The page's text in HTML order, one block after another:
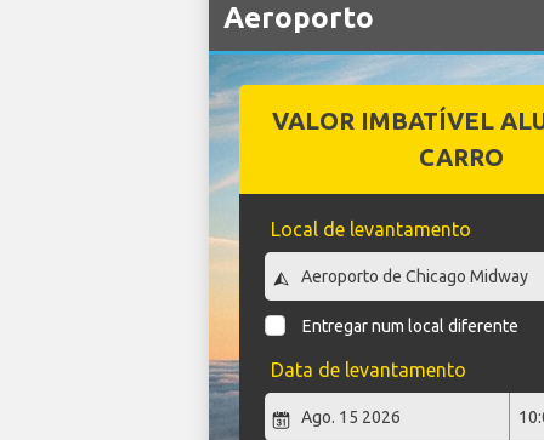
Aeroporto
VALOR IMBATÍVEL
CARRO
Local de levantamento
Entregar num local diferente
Data de levantamento